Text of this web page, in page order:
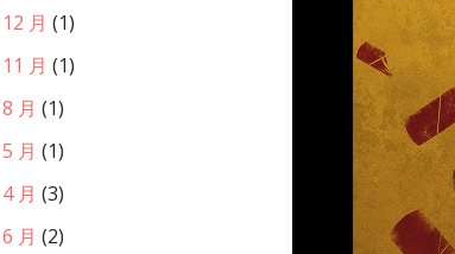
月 (1)
月 (1)
月 (1)
月 (1)
月 (3)
月 (2)